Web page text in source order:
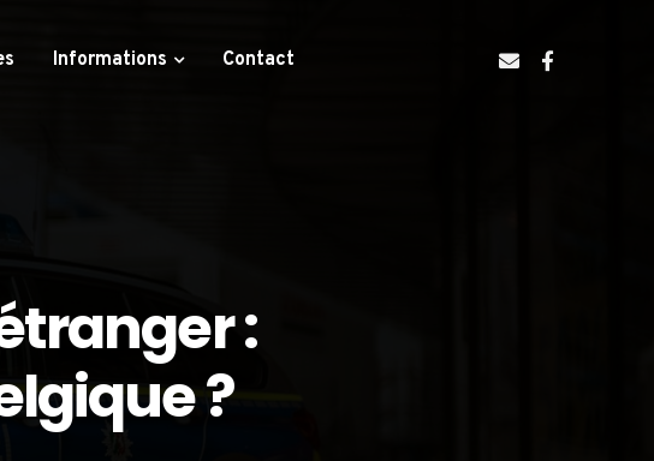
Informations Contact
:
?